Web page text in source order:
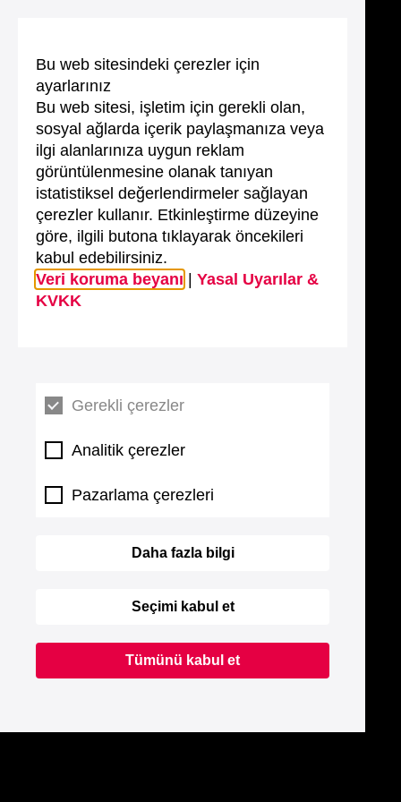
Bu web sitesindeki çerezler için
ayarlarınız
Bu web sitesi, işletim için gerekli olan,
sosyal ağlarda içerik paylaşmanıza veya
ilgi alanlarınıza uygun reklam
görüntülenmesine olanak tanıyan
istatistiksel değerlendirmeler sağlayan
çerezler kullanır. Etkinleştirme düzeyine
göre, ilgili butona tıklayarak öncekileri
kabul edebilirsiniz.
Veri koruma beyanı
Yasal Uyarılar &
KVKK
Gerekli çerezler
Analitik çerezler
Pazarlama çerezleri
Daha fazla bilgi
Seçimi kabul et
Tümünü kabul et